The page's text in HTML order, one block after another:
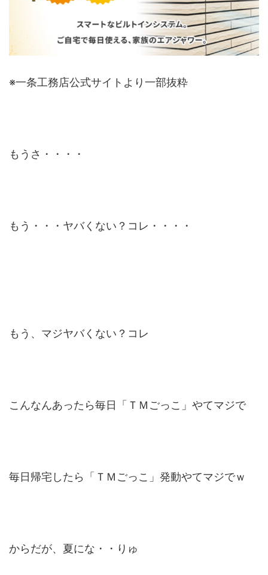
※一条工務店公式サイトより一部抜粋
もうさ・・・・
もう・・・ヤバくない？コレ・・・・
もう、マジヤバくない？コレ
こんなんあったら毎日「ＴＭごっこ」やてマジで
毎日帰宅したら「ＴＭごっこ」発動やてマジでｗ
からだが、夏にな・・りゅ